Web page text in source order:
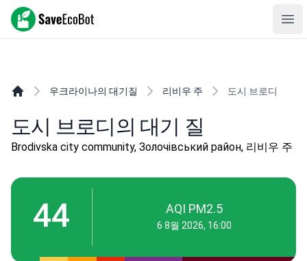
SaveEcoBot
우크라이나의 대기질 리비우 주 도시 브로디
도시 브로디의 대기 질
Brodivska city community, Золочівський район, 리비우 주
44 AQI PM2.5
6 8월 2026, 16:00